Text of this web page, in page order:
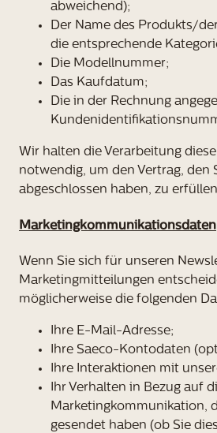
abweichend);
Der Name des Produkts/
die entsprechende
Die Modellnummer;
Das Kaufdatum;
Die in der Rechnung
Wir halten die Verarbeitung
notwendig, um den Vertrag, den
abgeschlossen haben, zu
Marketingkommunikationsdaten
Wenn Sie sich für unseren
Marketingmitteilungen
möglicherweise die folgenden
Ihre E-Mail-Adresse;
Ihre Saeco-Kontodaten
Ihre Interaktionen mit
Ihr Verhalten in Bezug auf
Marketingkommunikation,
gesendet haben (ob Sie